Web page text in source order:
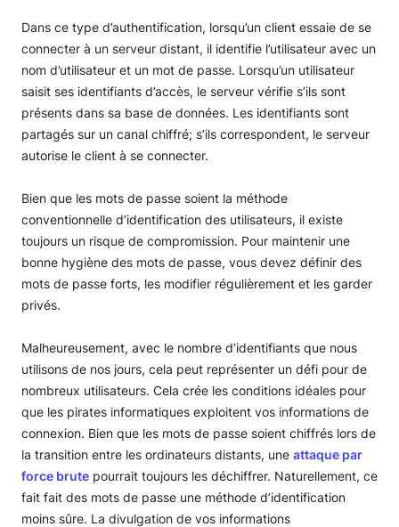
Dans ce type d’authentification, lorsqu’un client essaie de se
connecter à un serveur distant, il identifie l’utilisateur avec un
nom d’utilisateur et un mot de passe. Lorsqu’un utilisateur
saisit ses identifiants d’accès, le serveur vérifie s’ils sont
présents dans sa base de données. Les identifiants sont
partagés sur un canal chiffré; s’ils correspondent, le serveur
autorise le client à se connecter.
Bien que les mots de passe soient la méthode
conventionnelle d’identification des utilisateurs, il existe
toujours un risque de compromission. Pour maintenir une
bonne hygiène des mots de passe, vous devez définir des
mots de passe forts, les modifier régulièrement et les garder
privés.
Malheureusement, avec le nombre d’identifiants que nous
utilisons de nos jours, cela peut représenter un défi pour de
nombreux utilisateurs. Cela crée les conditions idéales pour
que les pirates informatiques exploitent vos informations de
connexion. Bien que les mots de passe soient chiffrés lors de
la transition entre les ordinateurs distants, une attaque par
force brute pourrait toujours les déchiffrer. Naturellement, ce
fait fait des mots de passe une méthode d’identification
moins sûre. La divulgation de vos informations